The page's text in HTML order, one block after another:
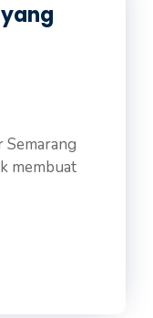
Semarang
membuat